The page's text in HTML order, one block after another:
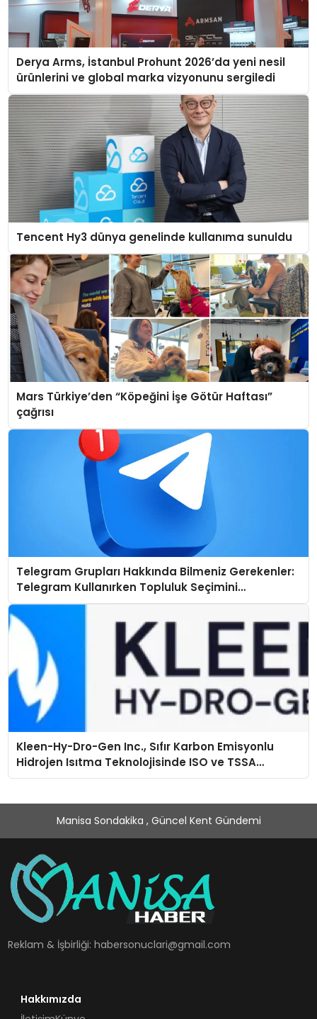
Derya Arms, İstanbul Prohunt 2026’da yeni nesil
ürünlerini ve global marka vizyonunu sergiledi
Tencent Hy3 dünya genelinde kullanıma sunuldu
Mars Türkiye’den “Köpeğini İşe Götür Haftası”
çağrısı
Telegram Grupları Hakkında Bilmeniz Gerekenler:
Telegram Kullanırken Topluluk Seçimini
Kolaylaştırın
Kleen-Hy-Dro-Gen Inc., Sıfır Karbon Emisyonlu
Hidrojen Isıtma Teknolojisinde ISO ve TSSA
Düzenleyici Onaylarını Aldı
Manisa Sondakika , Güncel Kent Gündemi
Reklam & İşbirliği:habersonuclari@gmail.com
Hakkımızda